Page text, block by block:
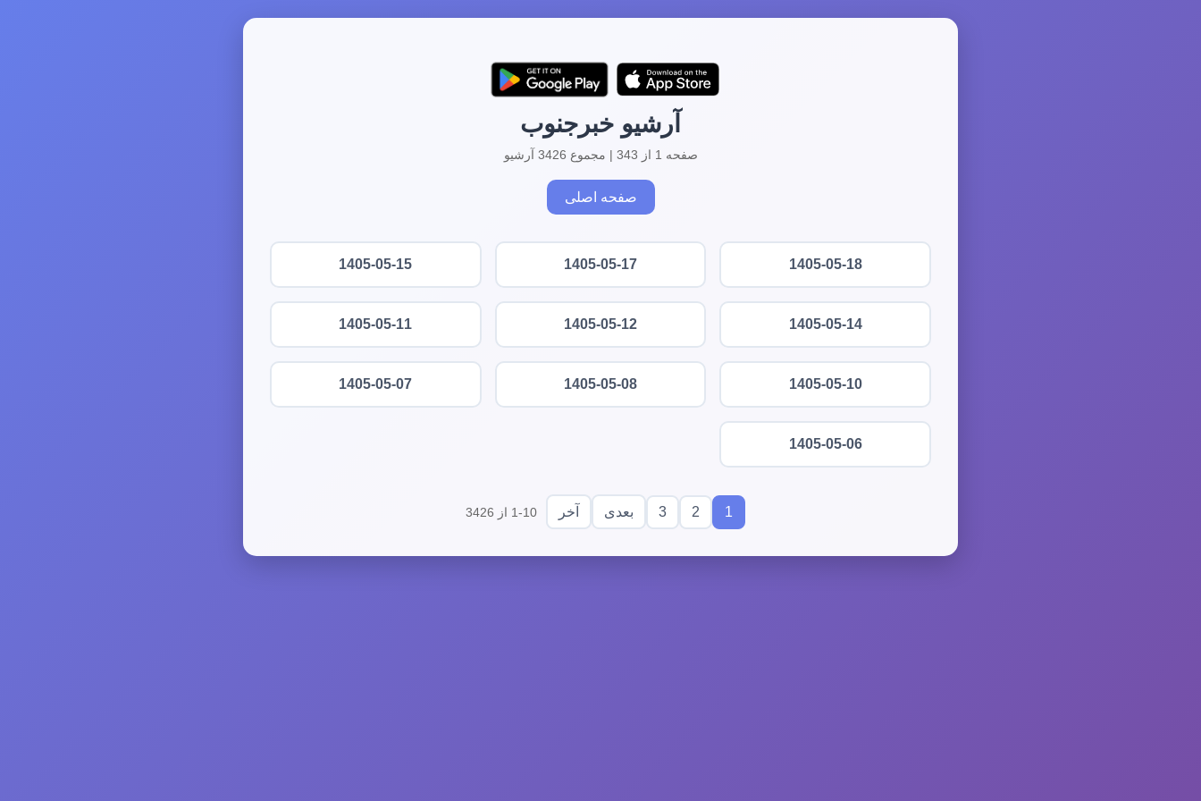
آرشیو خبرجنوب
صفحه 1 از 343 | مجموع 3426 آرشیو
صفحه اصلی
1405-05-18
1405-05-17
1405-05-15
1405-05-14
1405-05-12
1405-05-11
1405-05-10
1405-05-08
1405-05-07
1405-05-06
1
2
3 بعدی آخر 1-10 از 3426